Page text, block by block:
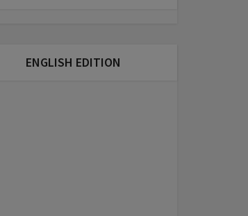
ENGLISH EDITION